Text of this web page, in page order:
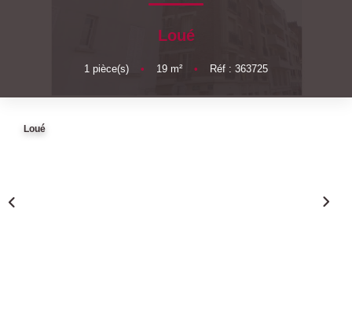
FAIRE GÉRER
NOTRE AGENCE
Loué
1 pièce(s) • 19 m² • Réf : 363725
Loué